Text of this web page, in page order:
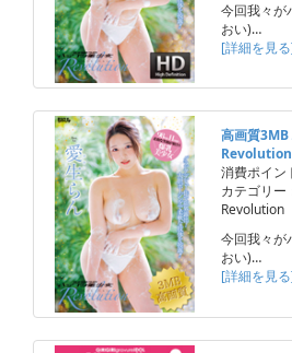
今回我々が
おい)…
[詳細を見
高画質3MB
Revolution
消費ポイン
カテゴリー
Revolution
今回我々が
おい)…
[詳細を見